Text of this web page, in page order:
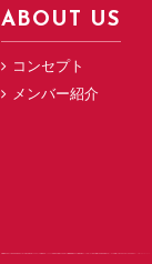
ABOUT US
コンセプト
メンバー紹介